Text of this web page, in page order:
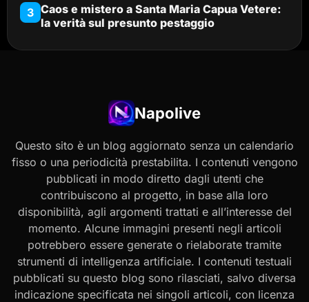
3 Caos e mistero a Santa Maria Capua Vetere:
la verità sul presunto pestaggio
Napolive
Questo sito è un blog aggiornato senza un calendario
fisso o una periodicità prestabilita. I contenuti vengono
pubblicati in modo diretto dagli utenti che
contribuiscono al progetto, in base alla loro
disponibilità, agli argomenti trattati e all’interesse del
momento. Alcune immagini presenti negli articoli
potrebbero essere generate o rielaborate tramite
strumenti di intelligenza artificiale. I contenuti testuali
pubblicati su questo blog sono rilasciati, salvo diversa
indicazione specificata nei singoli articoli, con licenza